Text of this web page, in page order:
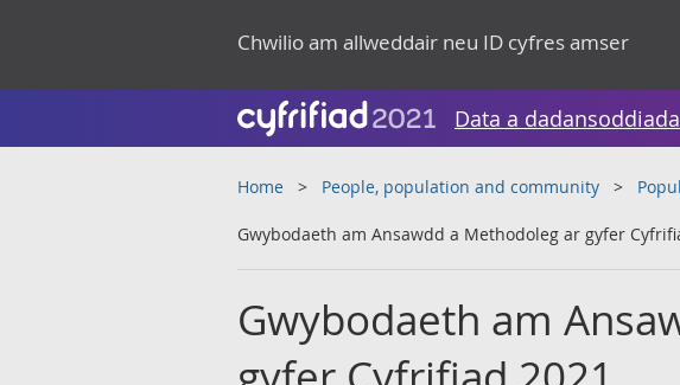
Chwilio am allweddair neu ID cyfres amser
Data a
Home People, population and community
Gwybodaeth am Ansawdd a Methodoleg ar gyfer
Gwybodaeth am